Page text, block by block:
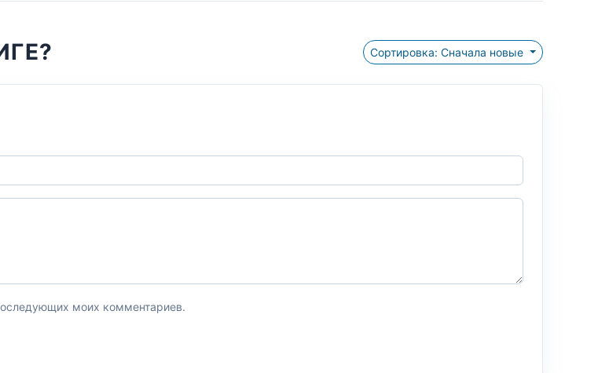
Сортировка: Сначала новые
моих комментариев.